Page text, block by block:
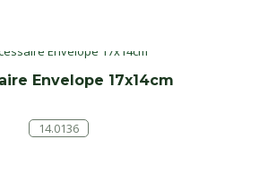
Envelope 17x14cm
14.0136